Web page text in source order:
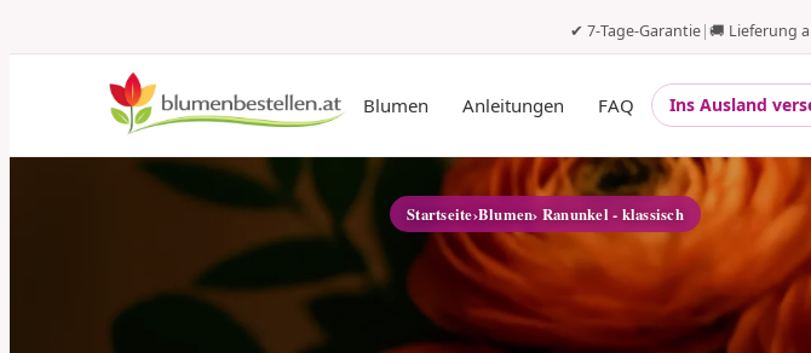
✔ 7-Tage-Garantie|🚚 Lieferung
Blumen Anleitungen FAQ Ins Ausland
Startseite›Blumen› Ranunkel - klassisch